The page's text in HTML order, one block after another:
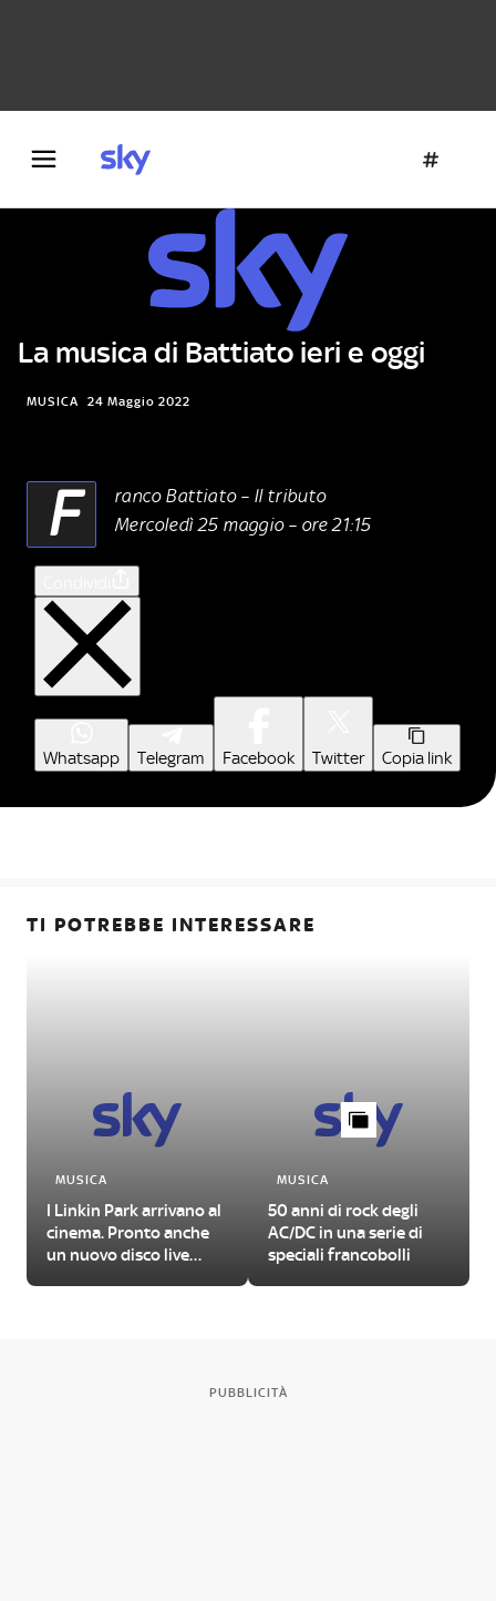
La musica di Battiato ieri e oggi
MUSICA 24 Maggio 2022
F
ranco Battiato – Il tributo
Mercoledì 25 maggio – ore 21:15
Whatsapp Telegram Facebook Twitter Copia link
TI POTREBBE INTERESSARE
MUSICA
I Linkin Park arrivano al
cinema. Pronto anche
un nuovo disco live
MUSICA
50 anni di rock degli
AC/DC in una serie di
speciali francobolli
PUBBLICITÀ